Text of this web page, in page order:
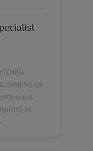
(OMS
OF
in